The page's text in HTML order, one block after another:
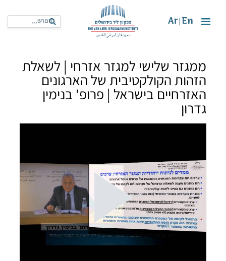
En
Ar
ממגזר שלישי למגזר אזרחי | לשאלת
הזהות הקולקטיבית של הארגונים
האזרחיים בישראל | פרופ' בנימין
גדרון